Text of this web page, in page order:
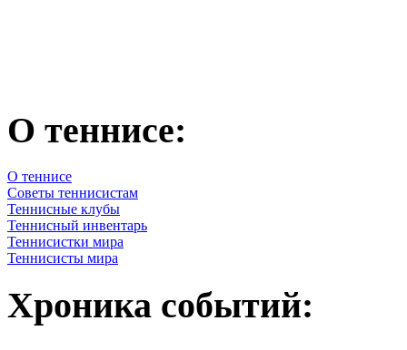
О теннисе:
О теннисе
Советы теннисистам
Теннисные клубы
Теннисный инвентарь
Теннисистки мира
Теннисисты мира
Хроника событий: